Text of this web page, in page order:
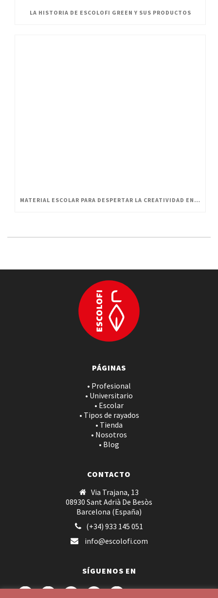
LA HISTORIA DE ESCOLOFI GREEN Y SUS PRODUCTOS
MATERIAL ESCOLAR PARA DESPERTAR LA CREATIVIDAD EN PEQUEÑOS ARTISTAS
PÁGINAS
• Profesional
• Universitario
• Escolar
• Tipos de rayados
• Tienda
• Nosotros
• Blog
CONTACTO
Via Trajana, 13
08930 Sant Adrià De Besòs
Barcelona (España)
(+34) 933 145 051
info@escolofi.com
SÍGUENOS EN